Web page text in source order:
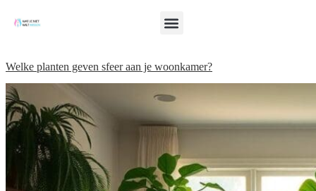
Welke planten geven sfeer aan je woonkamer?